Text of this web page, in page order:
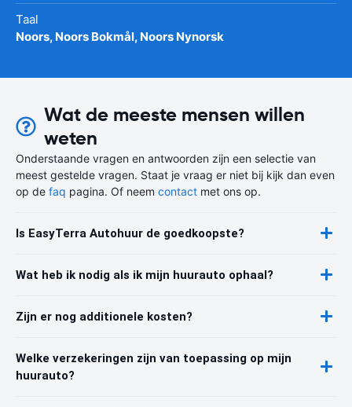
Taal
Noors, Noors Bokmål, Noors Nynorsk
Wat de meeste mensen willen
weten
Onderstaande vragen en antwoorden zijn een selectie van
meest gestelde vragen. Staat je vraag er niet bij kijk dan even
op de faq pagina. Of neem contact met ons op.
Is EasyTerra Autohuur de goedkoopste?
Wat heb ik nodig als ik mijn huurauto ophaal?
Zijn er nog additionele kosten?
Welke verzekeringen zijn van toepassing op mijn
huurauto?